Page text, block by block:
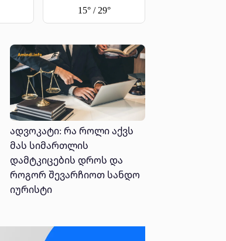
15°/29°
ადვოკატი: რა როლი აქვს
მას სიმართლის
დამტკიცების დროს და
როგორ შევარჩიოთ სანდო
იურისტი